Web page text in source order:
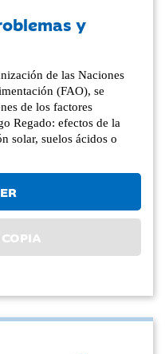
y
de las Naciones
(FAO), se
de los factores
Regado: efectos de la
solar, suelos ácidos o